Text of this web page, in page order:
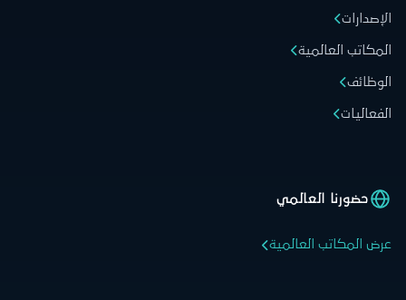
الإصدارات
المكاتب العالمية
الوظائف
الفعاليات
حضورنا العالمي
عرض المكاتب العالمية